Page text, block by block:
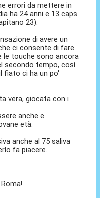
errori da mettere in
ha 24 anni e 13 caps
23).
di avere un
ci consente di fare
le touche sono ancora
secondo tempo, così
fiato ci ha un po'
vera, giocata con i
anche e
età.
anche al 75 saliva
fa piacere.